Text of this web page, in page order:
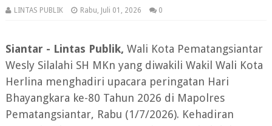
LINTAS PUBLIK Rabu, Juli 01, 2026 0
Siantar - Lintas Publik, Wali Kota Pematangsiantar
Wesly Silalahi SH MKn yang diwakili Wakil Wali Kota
Herlina menghadiri upacara peringatan Hari
Bhayangkara ke-80 Tahun 2026 di Mapolres
Pematangsiantar, Rabu (1/7/2026). Kehadiran